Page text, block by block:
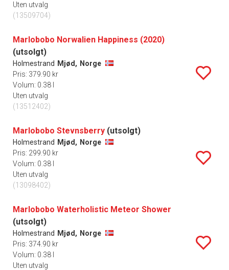
Uten utvalg
(13509704)
Marlobobo Norwalien Happiness (2020)
(utsolgt)
Holmestrand Mjød, Norge
Pris: 379.90 kr
Volum: 0.38 l
Uten utvalg
(13512402)
Marlobobo Stevnsberry (utsolgt)
Holmestrand Mjød, Norge
Pris: 299.90 kr
Volum: 0.38 l
Uten utvalg
(13098402)
Marlobobo Waterholistic Meteor Shower
(utsolgt)
Holmestrand Mjød, Norge
Pris: 374.90 kr
Volum: 0.38 l
Uten utvalg